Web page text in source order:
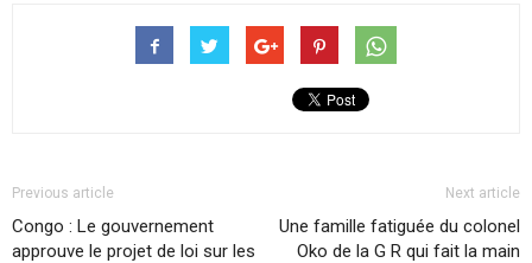
Previous article
Congo : Le gouvernement
approuve le projet de loi sur les
Next article
Une famille fatiguée du colonel
Oko de la G R qui fait la main